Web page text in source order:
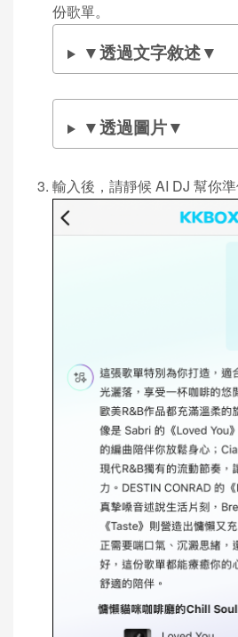
份歌單。
▼透過文字敘述▼
▼透過圖片▼
輸入後，請靜候 AI DJ 幫你準